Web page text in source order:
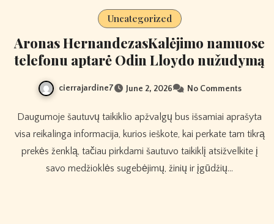
Uncategorized
Aronas HernandezasKalėjimo namuose
telefonu aptarė Odin Lloydo nužudymą
cierrajardine7 June 2, 2026 No Comments
Daugumoje šautuvų taikiklio apžvalgų bus išsamiai aprašyta
visa reikalinga informacija, kurios ieškote, kai perkate tam tikrą
prekės ženklą, tačiau pirkdami šautuvo taikiklį atsižvelkite į
savo medžioklės sugebėjimų, žinių ir įgūdžių…